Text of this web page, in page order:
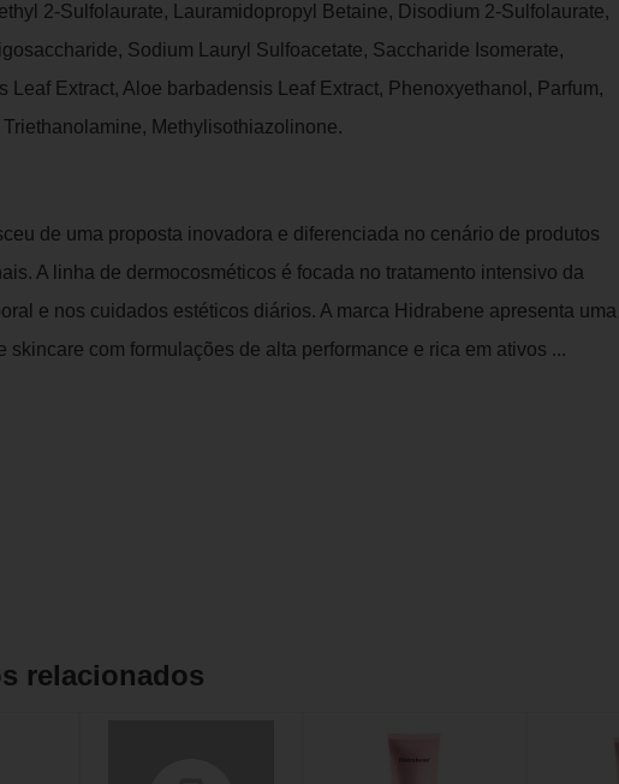
2-Sulfolaurate, Lauramidopropyl Betaine, Disodium 2-Sulfolaurate,
Sodium Lauryl Sulfoacetate, Saccharide Isomerate,
Leaf Extract, Aloe barbadensis Leaf Extract, Phenoxyethanol, Parfum,
Methylisothiazolinone.
de uma proposta inovadora e diferenciada no cenário de produtos
A linha de dermocosméticos é focada no tratamento intensivo da
e nos cuidados estéticos diários. A marca Hidrabene apresenta uma
skincare com formulações de alta performance e rica em ativos ...
relacionados